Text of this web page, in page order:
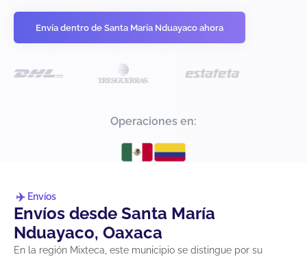
Envía dentro de Santa María Nduayaco ahora
Operaciones en:
Envíos
Envíos desde Santa María
Nduayaco, Oaxaca
En la región Mixteca, este municipio se distingue por su